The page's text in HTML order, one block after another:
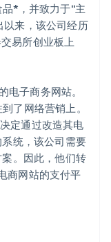
*，并致力于“主
以来，该公司经历
易所创业板上
子商务网站。
了网络营销上。
定通过改造其电
统，该公司需要
。因此，他们转
商网站的支付平